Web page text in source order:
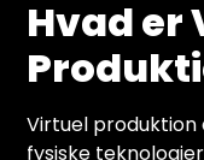
Hvad er
Virtuel produktion
fysiske